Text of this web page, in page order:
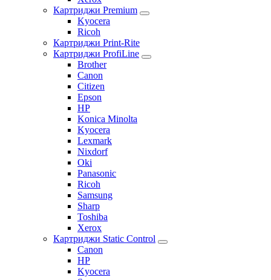
Картриджи Premium
Kyocera
Ricoh
Картриджи Print-Rite
Картриджи ProfiLine
Brother
Canon
Citizen
Epson
HP
Konica Minolta
Kyocera
Lexmark
Nixdorf
Oki
Panasonic
Ricoh
Samsung
Sharp
Toshiba
Xerox
Картриджи Static Control
Canon
HP
Kyocera